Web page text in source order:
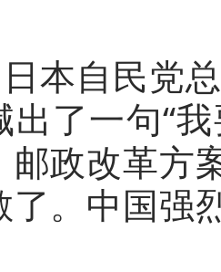
本自民党
了一句“
邮政改革方
了。中国强